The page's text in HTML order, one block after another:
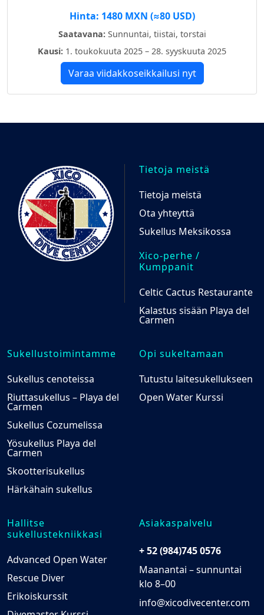
Hinta: 1480 MXN (≈80 USD)
Saatavana:Sunnuntai, tiistai, torstai
Kausi: 1. toukokuuta 2025 – 28. syyskuuta 2025
Varaa viidakkoseikkailusi nyt
Tietoja meistä
Tietoja meistä
Ota yhteyttä
Sukellus Meksikossa
Xico-perhe /
Kumppanit
Celtic Cactus Restaurante
Kalastus sisään Playa del
Carmen
Sukellustoimintamme
Sukellus cenoteissa
Riuttasukellus – Playa del
Carmen
Sukellus Cozumelissa
Yösukellus Playa del
Carmen
Skootterisukellus
Härkähain sukellus
Opi sukeltamaan
Tutustu laitesukellukseen
Open Water Kurssi
Hallitse
sukellustekniikkasi
Advanced Open Water
Rescue Diver
Erikoiskurssit
Asiakaspalvelu
+ 52 (984)745 0576
Maanantai – sunnuntai
klo 8–00
info@xicodivecenter.com